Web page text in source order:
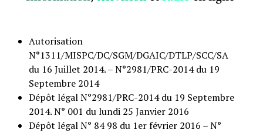
Autorisation
N°1311/MISPC/DC/SGM/DGAIC/DTLP/SCC/SA
du 16 Juillet 2014. – N°2981/PRC-2014 du 19
Septembre 2014
Dépôt légal N°2981/PRC-2014 du 19 Septembre
2014. N° 001 du lundi 25 Janvier 2016
Dépôt légal N° 84 98 du 1er février 2016 – N°